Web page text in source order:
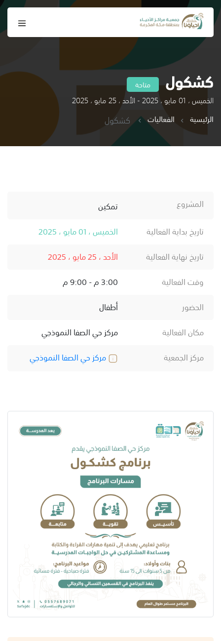
كشكول متاحة
الخميس ، 01 مايو ، 2025 - الأحد ، 25 مايو ، 2025
الرئيسية
الفعاليات كشكول
المشروع
تمكين
تاريخ بداية الفعالية
الخميس ، 01 مايو ، 2025
تاريخ نهاية الفعالية
الأحد ، 25 مايو ، 2025
وقت الفعالية
3:00 م - 9:00 م
الحضور
أطفال
مكان الفعالية
مركز حي الصفا النموذجي
مركز الجمعية
مركز حي الصفا النموذجي